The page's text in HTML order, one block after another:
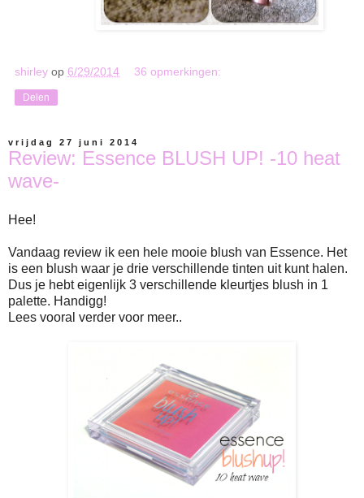
shirley op 6/29/2014 36 opmerkingen:
Delen
vrijdag 27 juni 2014
Review: Essence BLUSH UP! -10 heat
wave-
Hee!
Vandaag review ik een hele mooie blush van Essence. Het
is een blush waar je drie verschillende tinten uit kunt halen.
Dus je hebt eigenlijk 3 verschillende kleurtjes blush in 1
palette. Handigg!
Lees vooral verder voor meer..